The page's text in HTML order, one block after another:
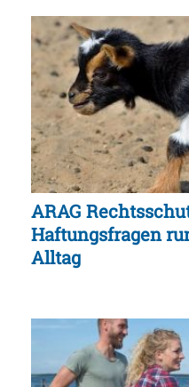
ARAG
Haftungsfragen
Alltag